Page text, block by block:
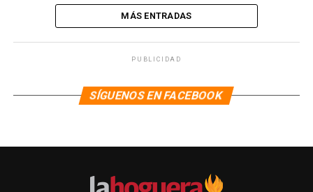
MÁS ENTRADAS
PUBLICIDAD
SÍGUENOS EN FACEBOOK